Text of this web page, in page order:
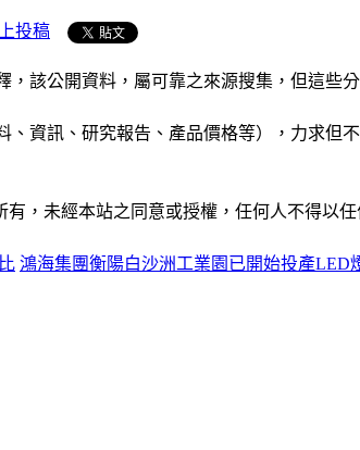
投稿
，該公開資料，屬可靠之來源搜集，但這
資訊、研究報告、產品價格等），力求但
有，未經本站之同意或授權，任何人不得
鴻海集團衡陽白沙洲工業園已開始投產LED